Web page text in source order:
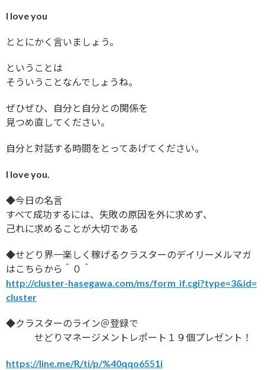
I love you
ととにかく言いましょう。
ということは
そういうことなんでしょうね。
ぜひぜひ、自分と自分との関係を
見つめ直してください。
自分と対話する時間をとってあげてください。
I love you.
◆今日の名言
すべて成功するには、失敗の原因を外に求めず、
己れに求めることが大切である
◆せどり界一楽しく稼げるクラスターのデイリーメルマガ
はこちらから＾０＾
http://cluster-hasegawa.com/ms/form_if.cgi?type=3&id=
cluster
◆クラスターのライン＠登録で
せどりマネージメントレポート１９個プレゼント！
https://line.me/R/ti/p/%40qqo6551i